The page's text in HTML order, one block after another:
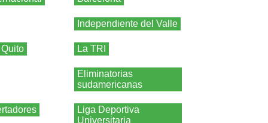
Independiente del Valle
La TRI
Eliminatorias
sudamericanas
Liga Deportiva
Universitaria